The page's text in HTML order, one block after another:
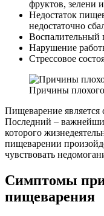
фруктов, зелени
Недостаток
недостаточно
Воспалительный
Нарушение
Стрессовое
Причины
Пищеварение является
Последний –
которого
пищеварении
чувствовать
Симптомы
пищеварения